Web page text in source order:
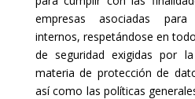
empresas asociadas
internos, respetándose en
de seguridad exigidas por
materia de protección de
así como las políticas